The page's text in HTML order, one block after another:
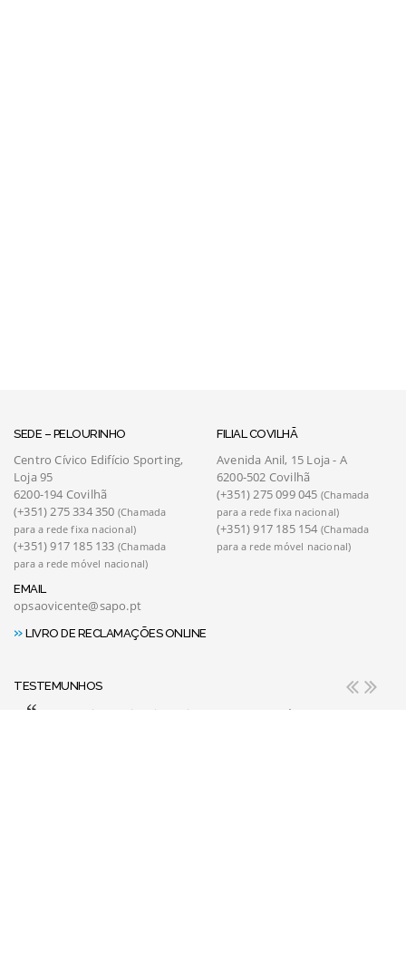
SEDE – PELOURINHO
Centro Cívico Edifício Sporting,
Loja 95
6200-194 Covilhã
(+351) 275 334 350 (Chamada
para a rede fixa nacional)
(+351) 917 185 133 (Chamada
para a rede móvel nacional)
FILIAL COVILHÃ
Avenida Anil, 15 Loja - A
6200-502 Covilhã
(+351) 275 099 045 (Chamada
para a rede fixa nacional)
(+351) 917 185 154 (Chamada
para a rede móvel nacional)
EMAIL
opsaovicente@sapo.pt
» LIVRO DE RECLAMAÇÕES ONLINE
TESTEMUNHOS
Uma equipa muito simpatica e competente. è uma prazer.